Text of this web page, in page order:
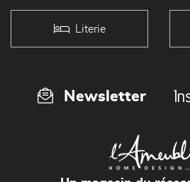
Literie
Newsletter